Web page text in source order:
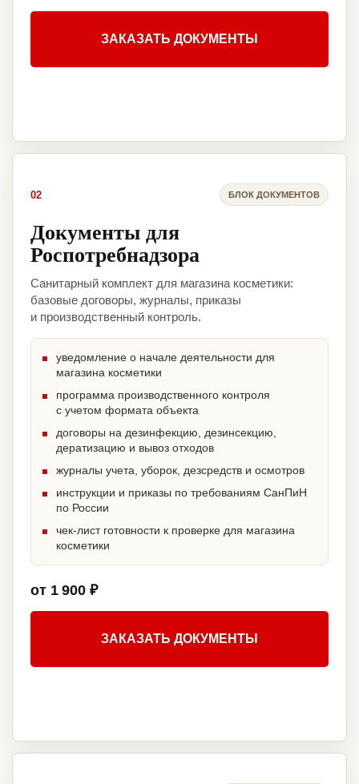
ЗАКАЗАТЬ ДОКУМЕНТЫ
02 БЛОК ДОКУМЕНТОВ
Документы для
Роспотребнадзора
Санитарный комплект для магазина косметики:
базовые договоры, журналы, приказы
и производственный контроль.
уведомление о начале деятельности для
магазина косметики
программа производственного контроля
с учетом формата объекта
договоры на дезинфекцию, дезинсекцию,
дератизацию и вывоз отходов
журналы учета, уборок, дезсредств и осмотров
инструкции и приказы по требованиям СанПиН
по России
чек-лист готовности к проверке для магазина
косметики
от 1 900 ₽
ЗАКАЗАТЬ ДОКУМЕНТЫ